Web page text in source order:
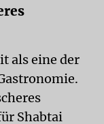
als eine der
Shabtai